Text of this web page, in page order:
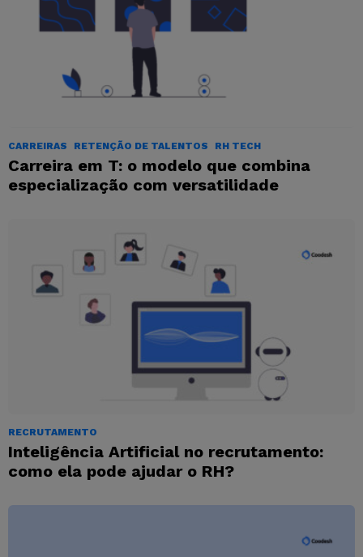
CARREIRAS RETENÇÃO DE TALENTOS RH TECH
Carreira em T: o modelo que combina
especialização com versatilidade
RECRUTAMENTO
Inteligência Artificial no recrutamento:
como ela pode ajudar o RH?